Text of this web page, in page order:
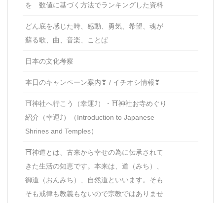
を 数値に基づく方法でランキングした資料
どん底を感じた時、感動、勇気、希望、魂が
蘇る歌、曲、音楽、ことば
日本の文化考察
本日のキャンペーン案内❣ / イチオシ情報❣
⛩神社へ行こう（幸運⤴）・⛩神社お寺めぐり
紹介（幸運⤴）（Introduction to Japanese
Shrines and Temples）
⛩神道とは、古来から幸せの為に伝承されて
きた生活の知恵です。本来は、道（みち）、
御道（おんみち）、自然道といいます。そも
そも戒律も教義もないので宗教ではありませ